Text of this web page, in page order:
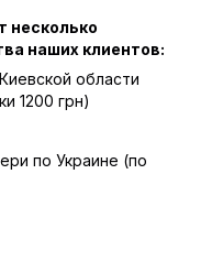
несколько
наших клиентов:
области
1200 грн)
по Украине (по